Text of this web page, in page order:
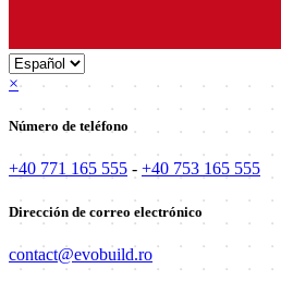
×
Número de teléfono
+40 771 165 555 - +40 753 165 555
Dirección de correo electrónico
contact@evobuild.ro